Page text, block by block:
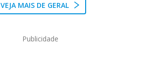
VEJA MAIS DE GERAL
Publicidade